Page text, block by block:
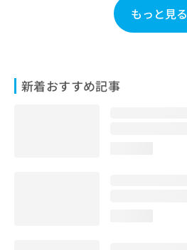
もっと見る
新着おすすめ記事
せ
は